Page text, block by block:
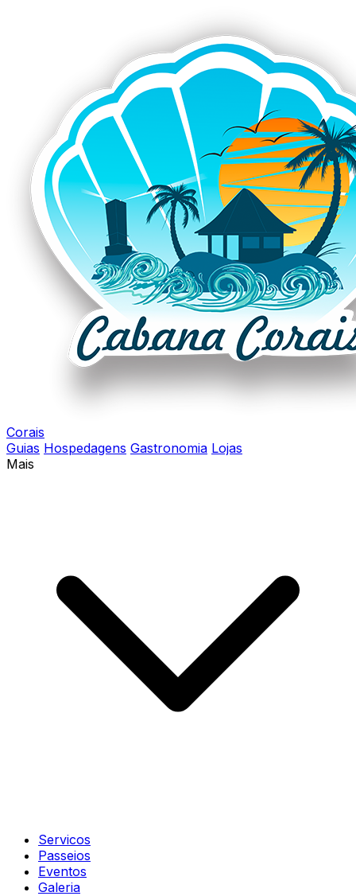
Corais
Guias Hospedagens Gastronomia Lojas
Mais
Servicos
Passeios
Eventos
Galeria